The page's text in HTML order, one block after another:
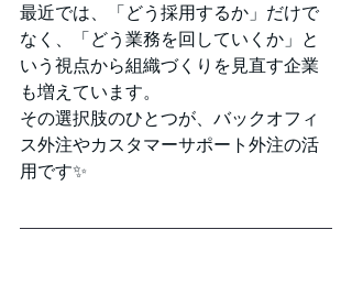
最近では、「どう採用するか」だけで
なく、「どう業務を回していくか」と
いう視点から組織づくりを見直す企業
も増えています。
その選択肢のひとつが、バックオフィ
ス外注やカスタマーサポート外注の活
用です✨